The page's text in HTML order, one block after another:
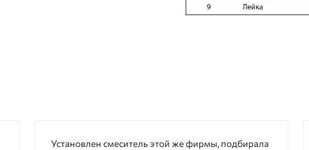
Установлен смеситель этой же фирмы, подбирала